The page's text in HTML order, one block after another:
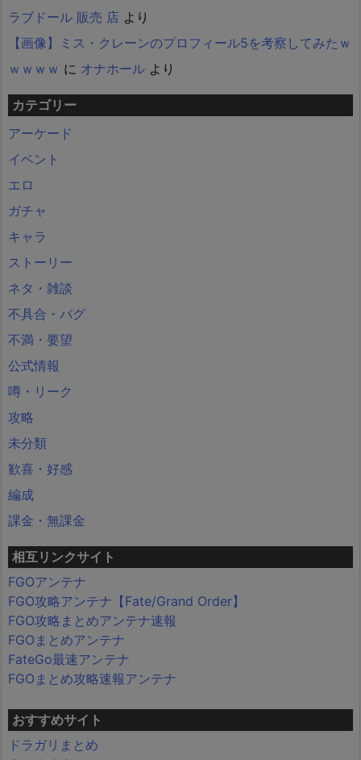
ラブドール 販売 店 より
【画像】ミス・クレーンのプロフィール5を考察してみたｗ
ｗｗｗｗ に オナホール より
カテゴリー
アーケード
イベント
エロ
ガチャ
キャラ
ストーリー
ネタ・雑談
不具合・バグ
不満・要望
公式情報
噂・リーク
攻略
未分類
歓喜・好感
編成
課金・無課金
相互リンクサイト
FGOアンテナ
FGO攻略アンテナ【Fate/Grand Order】
FGO攻略まとめアンテナ速報
FGOまとめアンテナ
FateGo最速アンテナ
FGOまとめ攻略速報アンテナ
おすすめサイト
ドラガリまとめ